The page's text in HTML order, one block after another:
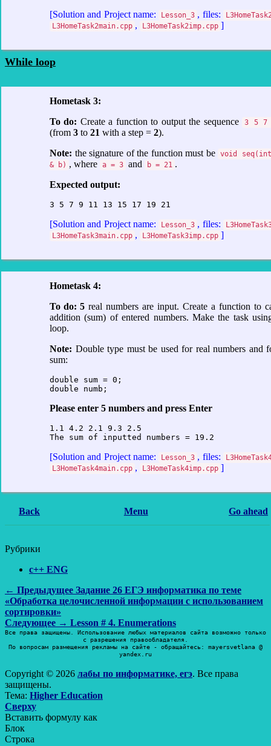
[Solution and Project name: Lesson_3 , files:
L3HomeTask2main.cpp , L3HomeTask2imp.cpp ]
While loop
Hometask 3:
To do: Create a function to output the sequence 3 5
(from 3 to 21 with a step = 2).
Note: the signature of the function must be void
& b) , where a = 3 and b = 21 .
Expected output:
3 5 7 9 11 13 15 17 19 21
[Solution and Project name: Lesson_3 , files:
L3HomeTask3main.cpp , L3HomeTask3imp.cpp ]
Hometask 4:
To do: 5 real numbers are input. Create a function to
addition (sum) of entered numbers. Make the task
loop.
Note: Double type must be used for real numbers and
sum:
double sum = 0;
double numb;
Please enter 5 numbers and press Enter
1.1 4.2 2.1 9.3 2.5
The sum of inputted numbers = 19.2
[Solution and Project name: Lesson_3 , files:
L3HomeTask4main.cpp , L3HomeTask4imp.cpp ]
Back Menu Go ahead
Рубрики
c++ ENG
Навигация
по
записям
← Предыдущее Предыдущая
запись:
Задание 26 ЕГЭ информатика по теме
«Обработка целочисленной информации с использованием
сортировки»
Следующее → Следующая
запись:
Lesson # 4. Enumerations
Все права защищены. Использование любых материалов сайта возможно только
с разрешения правообладателя.
По вопросам размещения рекламы на сайте - обращайтесь: mayersvetlana @
yandex.ru
Copyright © 2026 лабы по информатике, егэ. Все права
защищены.
Тема: Higher Education
Прокрутить
вверх
Сверху
Вставить формулу как
Блок
Строка